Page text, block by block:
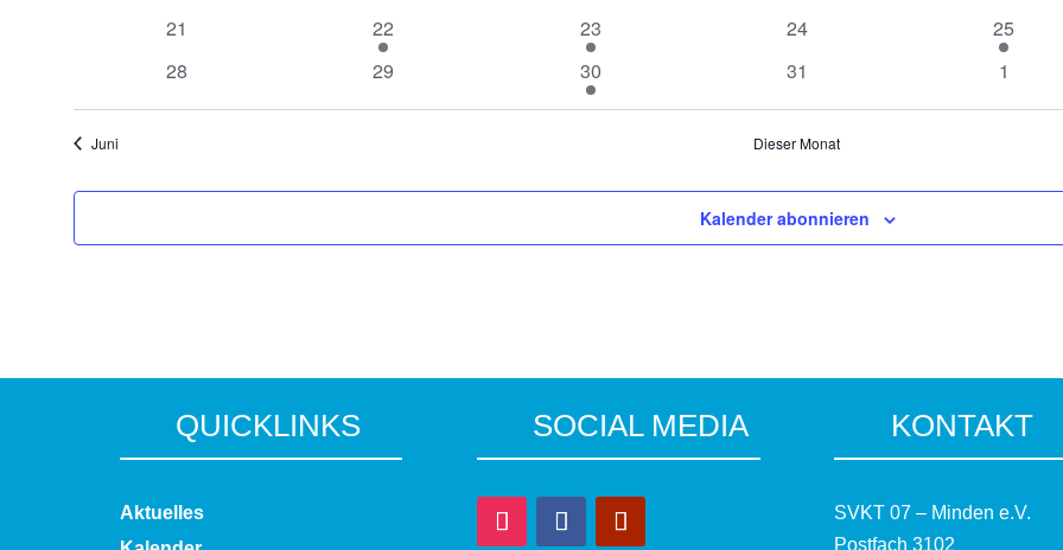
0
21
1
Veranstaltung
22
1
Veranstaltung
23
0
24
1
25
0
28
0
29
1
Veranstaltung
30
0
31
0
1
Juni Dieser Monat
Kalender abonnieren
QUICKLINKS
Aktuelles
SOCIAL MEDIA KONTAKT
SVKT 07 – Minden e.V.
Postfach 3102